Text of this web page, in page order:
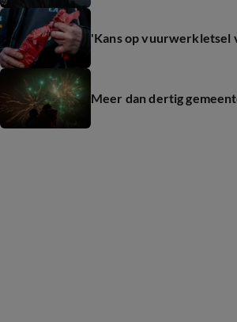
'Kans op vuurwerkletsel
Meer dan dertig